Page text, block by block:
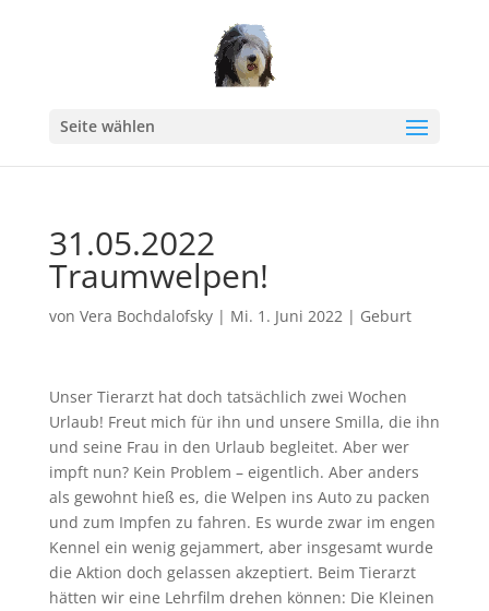
Seite wählen
31.05.2022
Traumwelpen!
von Vera Bochdalofsky| Mi. 1. Juni 2022| Geburt
Unser Tierarzt hat doch tatsächlich zwei Wochen
Urlaub! Freut mich für ihn und unsere Smilla, die ihn
und seine Frau in den Urlaub begleitet. Aber wer
impft nun? Kein Problem – eigentlich. Aber anders
als gewohnt hieß es, die Welpen ins Auto zu packen
und zum Impfen zu fahren. Es wurde zwar im engen
Kennel ein wenig gejammert, aber insgesamt wurde
die Aktion doch gelassen akzeptiert. Beim Tierarzt
hätten wir eine Lehrfilm drehen können: Die Kleinen